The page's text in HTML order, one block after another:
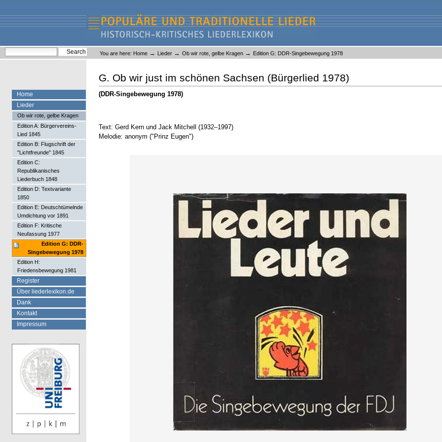
content.
navigation
Liederlexikon
Personal
tools
You are here: Home → Lieder → Ob wir rote, gelbe Kragen → Edition G: DDR-Singebewegung 1978
G. Ob wir just im schönen Sachsen (Bürgerlied 1978)
(DDR-Singebewegung 1978)
Text: Gerd Kern und Jack Mitchell (1932–1997)
Melodie: anonym ("Prinz Eugen")
Home
Lieder
Ob wir rote, gelbe Kragen
Edition A: Bürgervereins-
Lied 1845
Edition B: Flugschrift der
"Lichtfreunde" 1845
Edition C:
Republikanisches
Liederbuch 1848
Edition D: Textvariante
1850
Edition E: Deutschtümelnde
Umdichtung vor 1891
Edition F: Kritische
Neufassung 1977
Edition G: DDR-
Singebewegung 1978
Edition H:
Friedensbewegung 1981
Register
Über liederlexikon.de
Dank
Kontakt
Impressum